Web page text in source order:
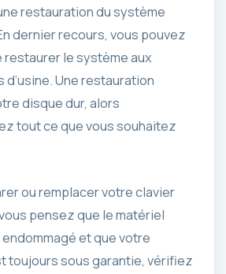
restauration du système
dernier recours, vous pouvez
restaurer le système aux
d’usine. Une restauration
disque dur, alors
tout ce que vous souhaitez
ou remplacer votre clavier
pensez que le matériel
et que votre
toujours sous garantie, vérifiez